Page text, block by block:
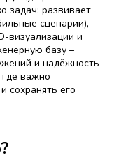
задач: развивает
сценарии),
визуализации и
базу –
и надёжность
важно
сохранять его